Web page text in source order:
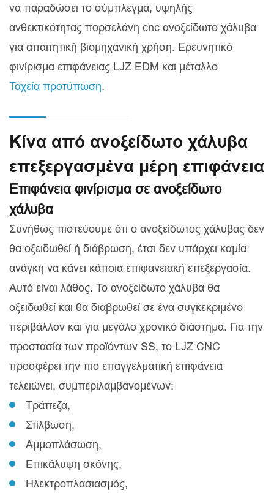
να παραδώσει το σύμπλεγμα, υψηλής
ανθεκτικότητας πορσελάνη cnc ανοξείδωτο χάλυβα
για απαιτητική βιομηχανική χρήση. Ερευνητικό
φινίρισμα επιφάνειας LJZ EDM και μέταλλο
Ταχεία προτύπωση.
Κίνα από ανοξείδωτο χάλυβα
επεξεργασμένα μέρη επιφάνεια
Επιφάνεια φινίρισμα σε ανοξείδωτο
χάλυβα
Συνήθως πιστεύουμε ότι ο ανοξείδωτος χάλυβας δεν
θα οξειδωθεί ή διάβρωση, έτσι δεν υπάρχει καμία
ανάγκη να κάνει κάποια επιφανειακή επεξεργασία.
Αυτό είναι λάθος. Το ανοξείδωτο χάλυβα θα
οξειδωθεί και θα διαβρωθεί σε ένα συγκεκριμένο
περιβάλλον και για μεγάλο χρονικό διάστημα. Για την
προστασία των προϊόντων SS, το LJZ CNC
προσφέρει την πιο επαγγελματική επιφάνεια
τελειώνει, συμπεριλαμβανομένων:
Τράπεζα,
Στίλβωση,
Αμμοπλάσωση,
Επικάλυψη σκόνης,
Ηλεκτροπλασιασμός,